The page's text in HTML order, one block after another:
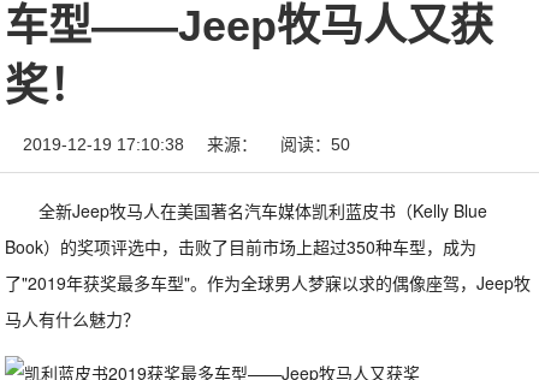
车型——Jeep牧马人又获
奖！
2019-12-19 17:10:38 来源： 阅读：50
全新Jeep牧马人在美国著名汽车媒体凯利蓝皮书（Kelly Blue
Book）的奖项评选中，击败了目前市场上超过350种车型，成为
了"2019年获奖最多车型"。作为全球男人梦寐以求的偶像座驾，Jeep牧
马人有什么魅力？